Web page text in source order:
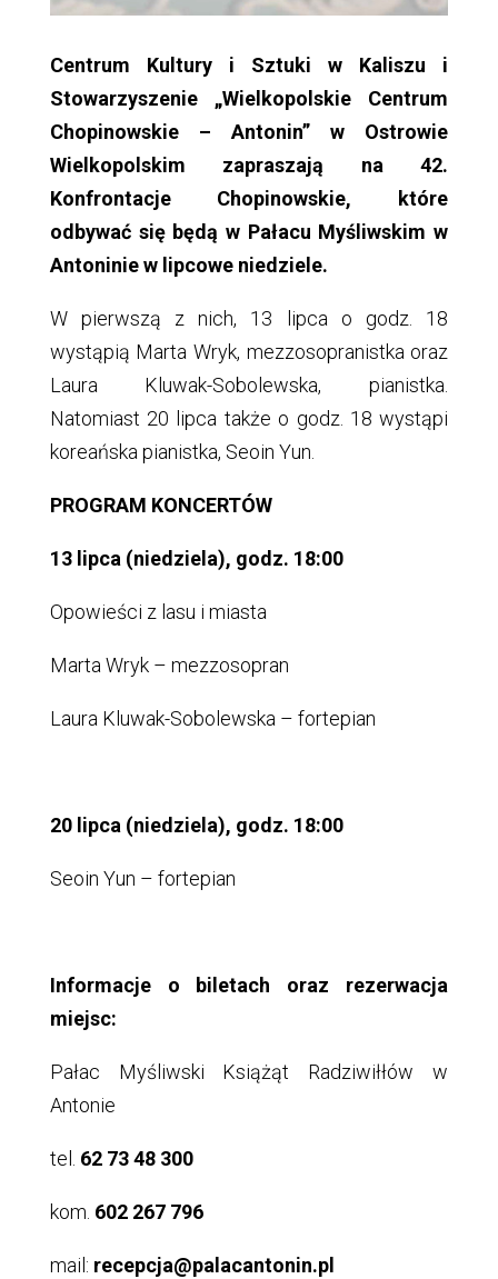
Centrum Kultury i Sztuki w Kaliszu i
Stowarzyszenie „Wielkopolskie Centrum
Chopinowskie – Antonin” w Ostrowie
Wielkopolskim zapraszają na 42.
Konfrontacje Chopinowskie, które
odbywać się będą w Pałacu Myśliwskim w
Antoninie w lipcowe niedziele.
W pierwszą z nich, 13 lipca o godz. 18
wystąpią Marta Wryk, mezzosopranistka oraz
Laura Kluwak-Sobolewska, pianistka.
Natomiast 20 lipca także o godz. 18 wystąpi
koreańska pianistka, Seoin Yun.
PROGRAM KONCERTÓW
13 lipca (niedziela), godz. 18:00
Opowieści z lasu i miasta
Marta Wryk – mezzosopran
Laura Kluwak-Sobolewska – fortepian
20 lipca (niedziela), godz. 18:00
Seoin Yun – fortepian
Informacje o biletach oraz rezerwacja
miejsc:
Pałac Myśliwski Książąt Radziwiłłów w
Antonie
tel. 62 73 48 300
kom. 602 267 796
mail: recepcja@palacantonin.pl